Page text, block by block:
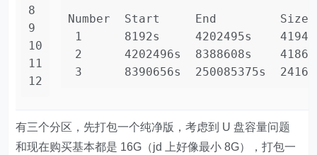
8
9
10
11
12
Number  Start     End
1      8192s     4202495s
2      4202496s  8388608s
3      8390656s  250085375s
有三个分区，先打包一个纯净版，考虑到 U 盘容量问题
和现在购买基本都是 16G（jd 上好像最小 8G），打包一